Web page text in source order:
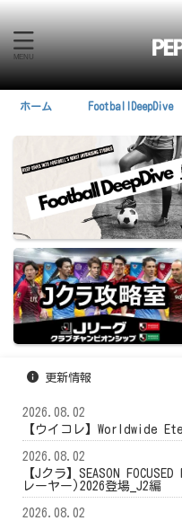
ホーム FootballDeepDive
更新情報
2026.08.02
【ウイコレ】Worldwide
2026.08.02
【Jクラ】SEASON
レーヤー)2026登場_J2編
2026.08.02